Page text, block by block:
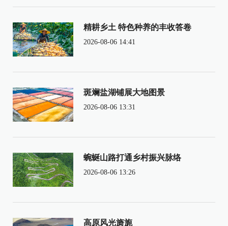
精耕乡土 特色种养的丰收答卷
2026-08-06 14:41
斑斓盐湖铺展大地图景
2026-08-06 13:31
蜿蜒山路打通乡村振兴脉络
2026-08-06 13:26
高原风光旖旎